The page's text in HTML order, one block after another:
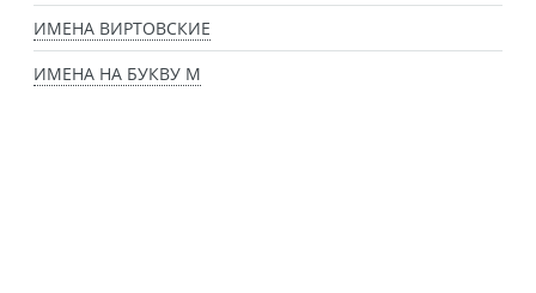
ИМЕНА ВИРТОВСКИЕ
ИМЕНА НА БУКВУ М